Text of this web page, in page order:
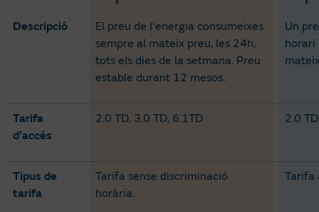
Descripció
El preu de l'energia consumeixes
sempre al mateix preu, les 24h,
tots els dies de la setmana. Preu
estable durant 12 mesos.
Un
horari
Tarifa
d’accés
2.0 TD, 3.0 TD, 6.1TD​ 2.0
Tipus de
tarifa
Tarifa sense discriminació
horària​.
Tarifa